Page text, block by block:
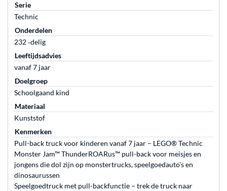
Serie
Technic
Onderdelen
232 ‐delig
Leeftijdsadvies
vanaf 7 jaar
Doelgroep
Schoolgaand kind
Materiaal
Kunststof
Kenmerken
Pull-back truck voor kinderen vanaf 7 jaar – LEGO® Technic
Monster Jam™ ThunderROARus™ pull-back voor meisjes en
jongens die dol zijn op monstertrucks, speelgoedauto's en
dinosaurussen
Speelgoedtruck met pull-backfunctie – trek de truck naar